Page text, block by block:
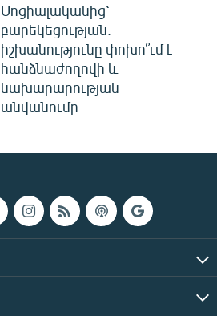
Սոցիալականից՝
բարեկեցության.
իշխանությունը փոխո՞ւմ է
հանձնաժողովի և
նախարարության
անվանումը